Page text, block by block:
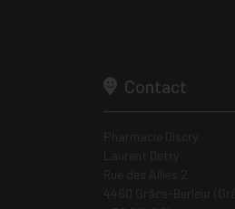
Contact